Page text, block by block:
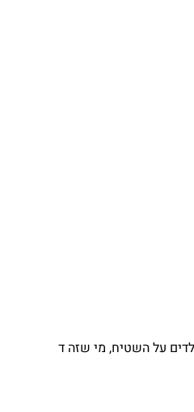
על השטיח, מי שזה ד